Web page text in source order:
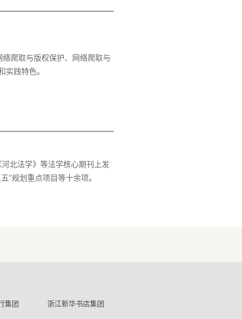
爬取与版权保护、网络爬取与
践特色。
北法学》等法学核心期刊上发
集团 浙江新华书店集团